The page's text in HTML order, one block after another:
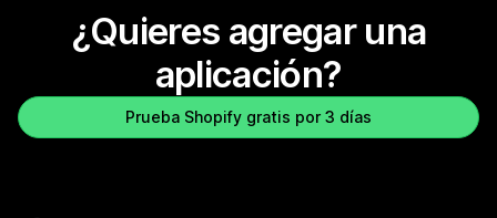
¿Quieres agregar una
aplicación?
Prueba Shopify gratis por 3 días